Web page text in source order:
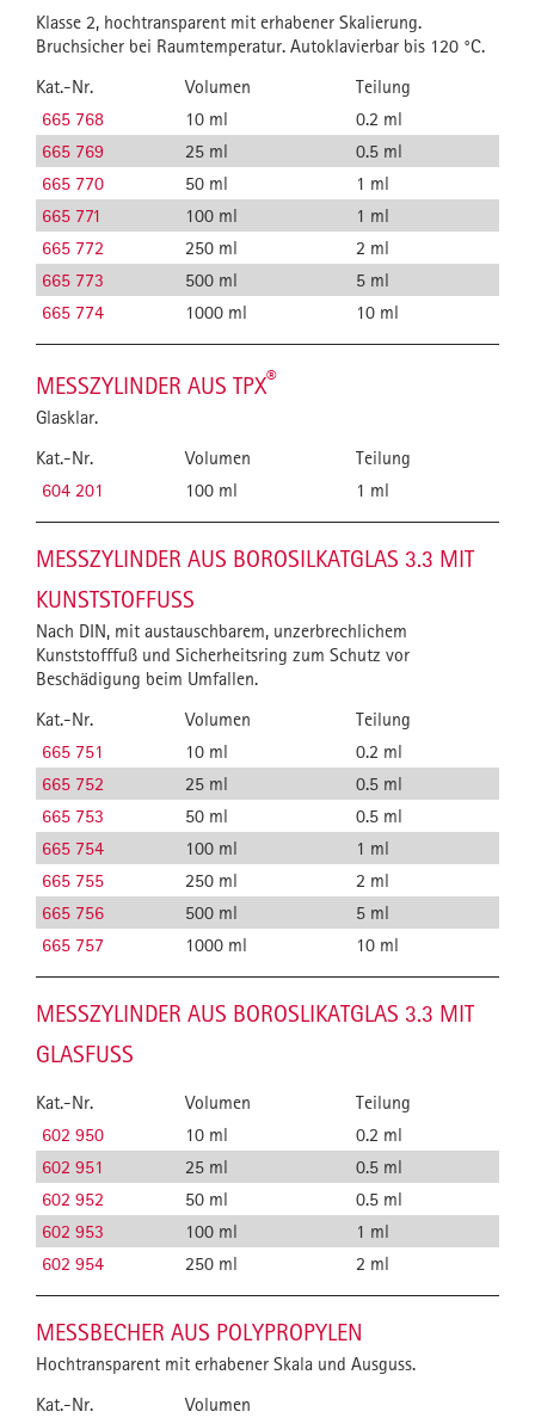
Klasse 2, hochtransparent mit erhabener Skalierung.
Bruchsicher bei Raumtemperatur. Autoklavierbar bis 120 °C.
Kat.-Nr.
Volumen
Teilung
665 768
10 ml
0.2 ml
665 769
25 ml
0.5 ml
665 770
50 ml
1 ml
665 771
100 ml
1 ml
665 772
250 ml
2 ml
665 773
500 ml
5 ml
665 774
1000 ml 10 ml
MESSZYLINDER AUS TPX®
Glasklar.
Kat.-Nr.
Volumen
Teilung
604 201
100 ml 1 ml
MESSZYLINDER AUS BOROSILKATGLAS 3.3 MIT
KUNSTSTOFFUSS
Nach DIN, mit austauschbarem, unzerbrechlichem
Kunststofffuß und Sicherheitsring zum Schutz vor
Beschädigung beim Umfallen.
Kat.-Nr.
Volumen
Teilung
665 751
10 ml
0.2 ml
665 752
25 ml
0.5 ml
665 753
50 ml
0.5 ml
665 754
100 ml
1 ml
665 755
250 ml
2 ml
665 756
500 ml
5 ml
665 757
1000 ml 10 ml
MESSZYLINDER AUS BOROSLIKATGLAS 3.3 MIT
GLASFUSS
Kat.-Nr. Volumen
Teilung
602 950
10 ml
0.2 ml
602 951
25 ml
0.5 ml
602 952
50 ml
0.5 ml
602 953
100 ml
1 ml
602 954
250 ml 2 ml
MESSBECHER AUS POLYPROPYLEN
Hochtransparent mit erhabener Skala und Ausguss.
Kat.-Nr.
Volumen